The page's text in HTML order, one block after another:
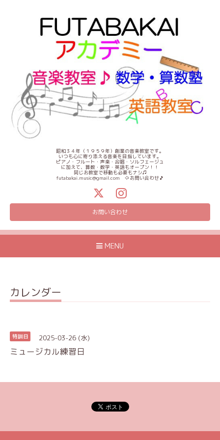
昭和３４年（１９５９年）創業の音楽教室です。
いつも心に寄り添える音楽を目指しています。
ピアノ・フルート・声楽・合唱・ソルフェージュ
に加えて、算数・数学・英語もオープン！！
同じお教室で移動も必要もナシ♫
futabakai.music@gmail.com ⇦お問い合わせ🎵
お問い合わせ
MENU
カレンダー
特訓日 2025-03-26 (水)
ミュージカル練習日